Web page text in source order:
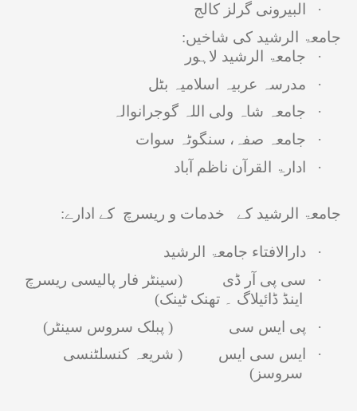
·
البیرونی گرلز کالج
جامعۃ الرشید کی شاخیں:
·
جامعۃ الرشید لاہور
·
مدرسہ عربیہ اسلامیہ بٹل
·
جامعہ شاہ ولی اللہ گوجرانوالہ
·
جامعہ صفہ، سنگوٹہ سوات
·
ادارۃ القرآن ناظم آباد
جامعۃ الرشید کے خدمات و ریسرچ کے ادارے:
·
دارالافتاء جامعۃ الرشید
·
سی پی آر ڈی (سینٹر فار پالیسی ریسرچ
اینڈ ڈائیلاگ ۔ تھنک ٹینک)
·
پی ایس سی ( پبلک سروس سینٹر)
·
ایس سی ایس ( شریعہ کنسلٹنسی
سروسز)